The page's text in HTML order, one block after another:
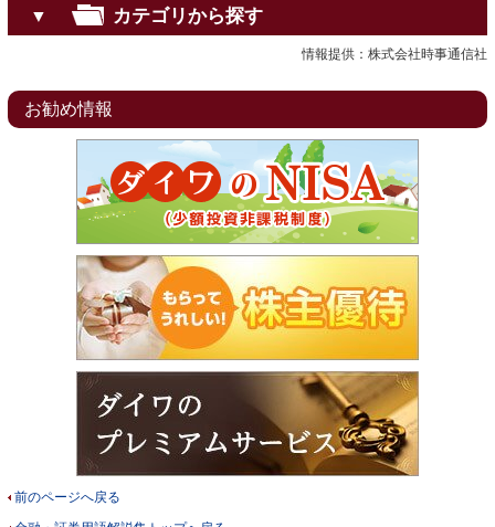
▼ カテゴリから探す
情報提供：株式会社時事通信社
お勧め情報
前のページへ戻る